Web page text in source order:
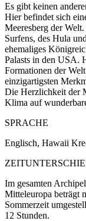
Es gibt keinen
Hier befindet sich
Meeresberg der
Surfens, des Hula
ehemaliges
Palasts in den USA.
Formationen der
einzigartigsten
Die Herzlichkeit der
Klima auf
SPRACHE
Englisch, Hawaii
Im gesamten
Mitteleuropa beträgt
Sommerzeit
12 Stunden.